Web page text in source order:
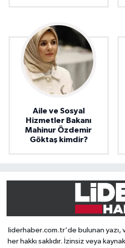
Aile ve Sosyal
Hizmetler Bakanı
Mahinur Özdemir
Göktaş kimdir?
liderhaber.com.tr'de bulunan
her hakkı saklıdır. İzinsiz veya